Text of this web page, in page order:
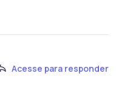
Acesse para responder